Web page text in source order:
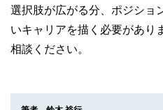
選択肢が広がる分、ポジショ
いキャリアを描く必要があり
相談ください。